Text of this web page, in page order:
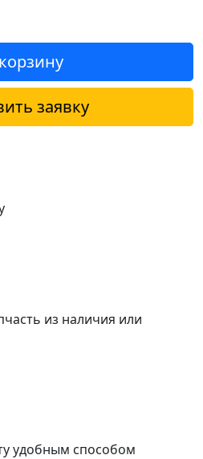
заявку
из наличия или
удобным способом